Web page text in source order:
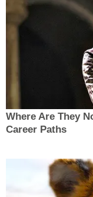
Where Are They
Career Paths